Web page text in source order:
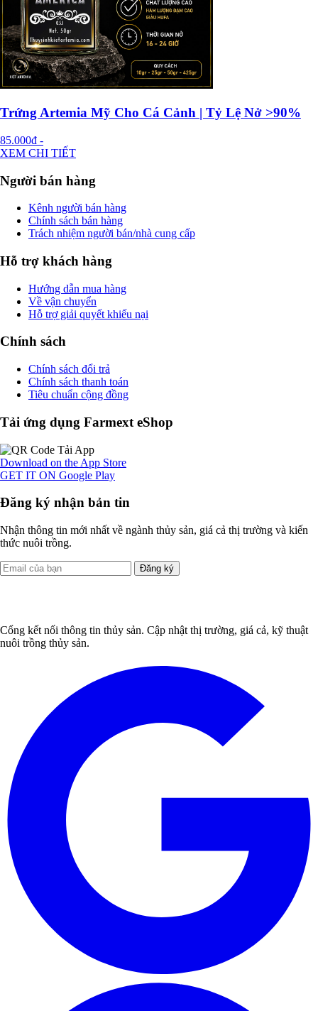
Trứng Artemia Mỹ Cho Cá Cảnh | Tỷ Lệ Nở >90%
85.000đ -
XEM CHI TIẾT
Người bán hàng
Kênh người bán hàng
Chính sách bán hàng
Trách nhiệm người bán/nhà cung cấp
Hỗ trợ khách hàng
Hướng dẫn mua hàng
Về vận chuyển
Hỗ trợ giải quyết khiếu nại
Chính sách
Chính sách đổi trả
Chính sách thanh toán
Tiêu chuẩn cộng đồng
Tải ứng dụng Farmext eShop
Download on the App Store
GET IT ON Google Play
Đăng ký nhận bản tin
Nhận thông tin mới nhất về ngành thủy sản, giá cả thị trường và kiến
thức nuôi trồng.
Đăng ký
Cổng kết nối thông tin thủy sản. Cập nhật thị trường, giá cả, kỹ thuật
nuôi trồng thủy sản.